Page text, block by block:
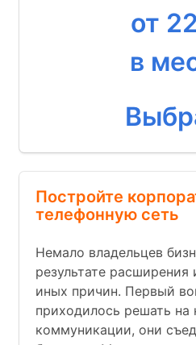
от
в
Постройте
телефонную сеть
Немало владельцев
результате расширения
иных причин. Первый
приходилось решать на
коммуникации, они